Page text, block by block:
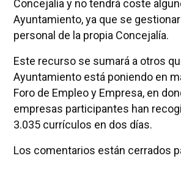
Concejalía y no tendrá coste
Ayuntamiento, ya que se
personal de la propia Concejalía.
Este recurso se sumará a otros
Ayuntamiento está poniendo en
Foro de Empleo y Empresa, en
empresas participantes han
3.035 currículos en dos días.
Los comentarios están cerrados